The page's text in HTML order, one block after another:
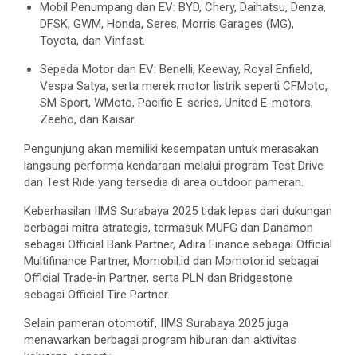
Mobil Penumpang dan EV: BYD, Chery, Daihatsu, Denza,
DFSK, GWM, Honda, Seres, Morris Garages (MG),
Toyota, dan Vinfast.
Sepeda Motor dan EV: Benelli, Keeway, Royal Enfield,
Vespa Satya, serta merek motor listrik seperti CFMoto,
SM Sport, WMoto, Pacific E-series, United E-motors,
Zeeho, dan Kaisar.
Pengunjung akan memiliki kesempatan untuk merasakan
langsung performa kendaraan melalui program Test Drive
dan Test Ride yang tersedia di area outdoor pameran.
Keberhasilan IIMS Surabaya 2025 tidak lepas dari dukungan
berbagai mitra strategis, termasuk MUFG dan Danamon
sebagai Official Bank Partner, Adira Finance sebagai Official
Multifinance Partner, Momobil.id dan Momotor.id sebagai
Official Trade-in Partner, serta PLN dan Bridgestone
sebagai Official Tire Partner.
Selain pameran otomotif, IIMS Surabaya 2025 juga
menawarkan berbagai program hiburan dan aktivitas